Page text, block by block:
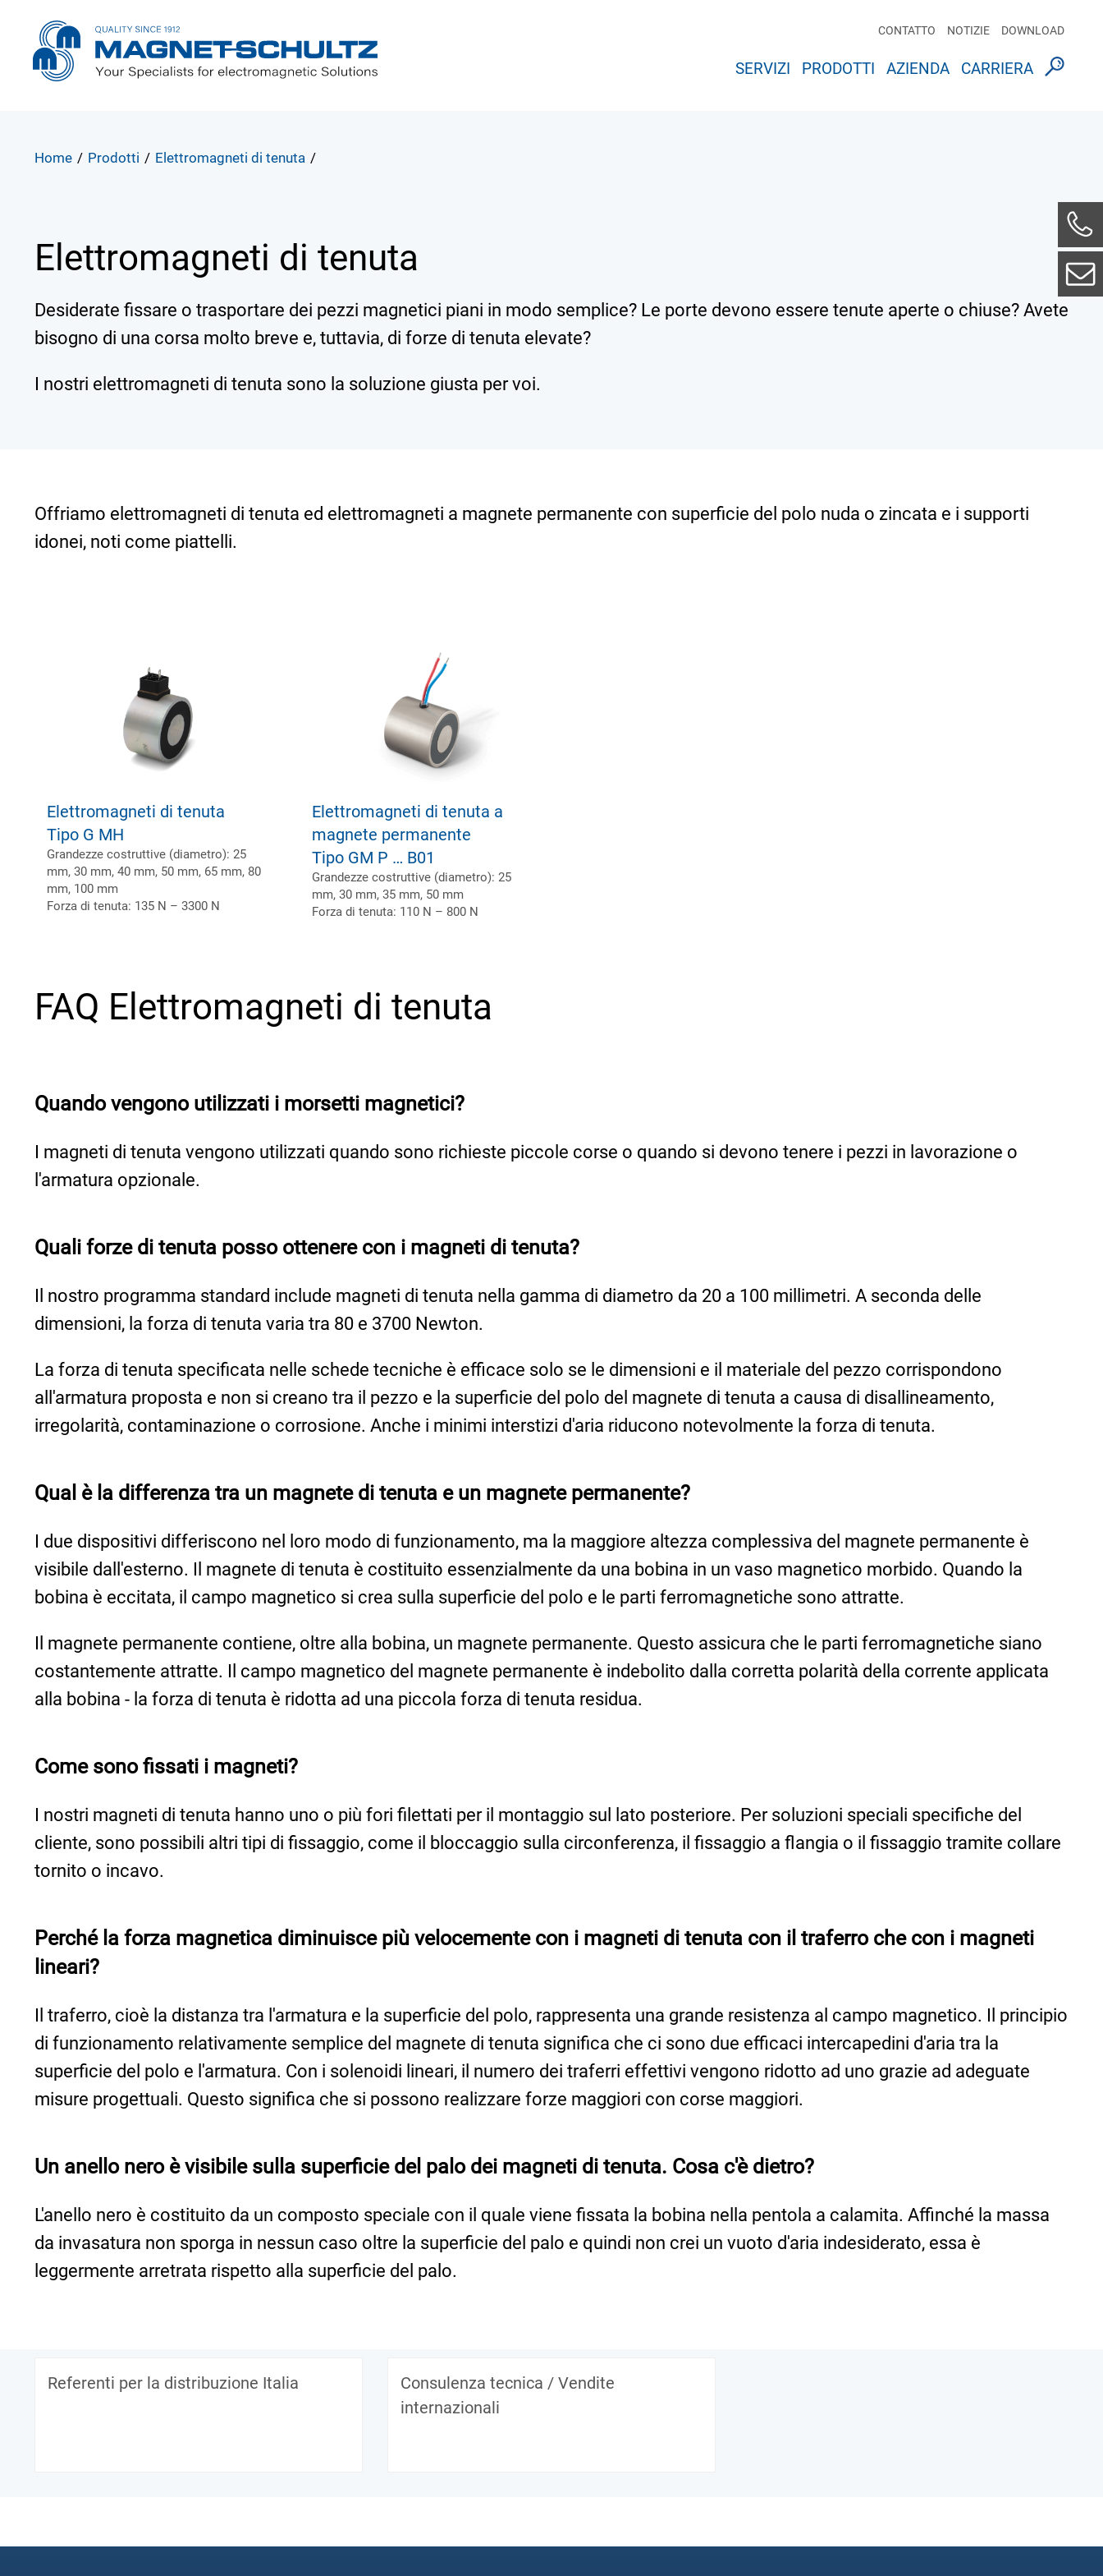
CONTATTO NOTIZIE DOWNLOAD
SERVIZI PRODOTTI AZIENDA CARRIERA
Home / Prodotti / Elettromagneti di tenuta /
Elettromagneti di tenuta
Desiderate fissare o trasportare dei pezzi magnetici piani in modo semplice? Le porte devono essere tenute aperte o chiuse? Avete
bisogno di una corsa molto breve e, tuttavia, di forze di tenuta elevate?
I nostri elettromagneti di tenuta sono la soluzione giusta per voi.
Offriamo elettromagneti di tenuta ed elettromagneti a magnete permanente con superficie del polo nuda o zincata e i supporti
idonei, noti come piattelli.
Elettromagneti di tenuta
Tipo G MH
Grandezze costruttive (diametro): 25
mm, 30 mm, 40 mm, 50 mm, 65 mm, 80
mm, 100 mm
Forza di tenuta: 135 N – 3300 N
Elettromagneti di tenuta a
magnete permanente
Tipo GM P … B01
Grandezze costruttive (diametro): 25
mm, 30 mm, 35 mm, 50 mm
Forza di tenuta: 110 N – 800 N
FAQ Elettromagneti di tenuta
Quando vengono utilizzati i morsetti magnetici?
I magneti di tenuta vengono utilizzati quando sono richieste piccole corse o quando si devono tenere i pezzi in lavorazione o
l'armatura opzionale.
Quali forze di tenuta posso ottenere con i magneti di tenuta?
Il nostro programma standard include magneti di tenuta nella gamma di diametro da 20 a 100 millimetri. A seconda delle
dimensioni, la forza di tenuta varia tra 80 e 3700 Newton.
La forza di tenuta specificata nelle schede tecniche è efficace solo se le dimensioni e il materiale del pezzo corrispondono
all'armatura proposta e non si creano tra il pezzo e la superficie del polo del magnete di tenuta a causa di disallineamento,
irregolarità, contaminazione o corrosione. Anche i minimi interstizi d'aria riducono notevolmente la forza di tenuta.
Qual è la differenza tra un magnete di tenuta e un magnete permanente?
I due dispositivi differiscono nel loro modo di funzionamento, ma la maggiore altezza complessiva del magnete permanente è
visibile dall'esterno. Il magnete di tenuta è costituito essenzialmente da una bobina in un vaso magnetico morbido. Quando la
bobina è eccitata, il campo magnetico si crea sulla superficie del polo e le parti ferromagnetiche sono attratte.
Il magnete permanente contiene, oltre alla bobina, un magnete permanente. Questo assicura che le parti ferromagnetiche siano
costantemente attratte. Il campo magnetico del magnete permanente è indebolito dalla corretta polarità della corrente applicata
alla bobina - la forza di tenuta è ridotta ad una piccola forza di tenuta residua.
Come sono fissati i magneti?
I nostri magneti di tenuta hanno uno o più fori filettati per il montaggio sul lato posteriore. Per soluzioni speciali specifiche del
cliente, sono possibili altri tipi di fissaggio, come il bloccaggio sulla circonferenza, il fissaggio a flangia o il fissaggio tramite collare
tornito o incavo.
Perché la forza magnetica diminuisce più velocemente con i magneti di tenuta con il traferro che con i magneti
lineari?
Il traferro, cioè la distanza tra l'armatura e la superficie del polo, rappresenta una grande resistenza al campo magnetico. Il principio
di funzionamento relativamente semplice del magnete di tenuta significa che ci sono due efficaci intercapedini d'aria tra la
superficie del polo e l'armatura. Con i solenoidi lineari, il numero dei traferri effettivi vengono ridotto ad uno grazie ad adeguate
misure progettuali. Questo significa che si possono realizzare forze maggiori con corse maggiori.
Un anello nero è visibile sulla superficie del palo dei magneti di tenuta. Cosa c'è dietro?
L'anello nero è costituito da un composto speciale con il quale viene fissata la bobina nella pentola a calamita. Affinché la massa
da invasatura non sporga in nessun caso oltre la superficie del palo e quindi non crei un vuoto d'aria indesiderato, essa è
leggermente arretrata rispetto alla superficie del palo.
Referenti per la distribuzione Italia
Consulenza tecnica / Vendite
internazionali